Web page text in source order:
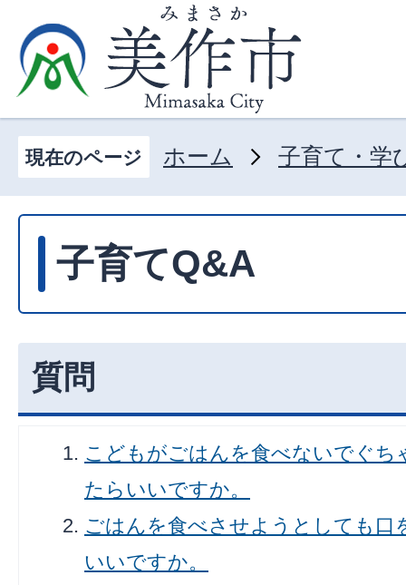
現在のページ ホーム 子育て・学
子育てQ&A
質問
こどもがごはんを食べないでぐ
たらいいですか。
ごはんを食べさせようとしても口
いいですか。